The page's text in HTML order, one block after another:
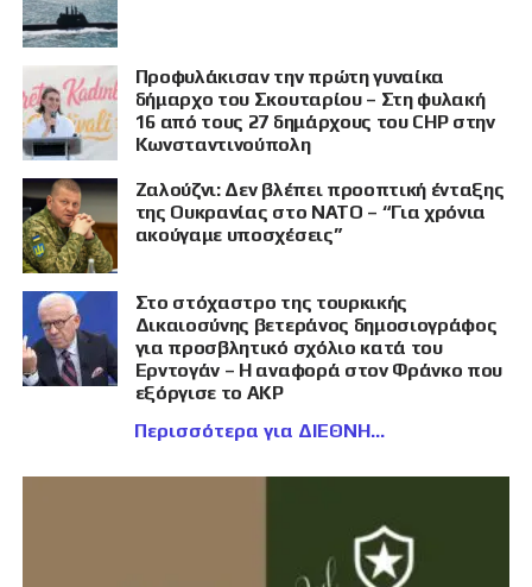
Προφυλάκισαν την πρώτη γυναίκα
δήμαρχο του Σκουταρίου – Στη φυλακή
16 από τους 27 δημάρχους του CHP στην
Κωνσταντινούπολη
Ζαλούζνι: Δεν βλέπει προοπτική ένταξης
της Ουκρανίας στο ΝΑΤΟ – “Για χρόνια
ακούγαμε υποσχέσεις”
Στο στόχαστρο της τουρκικής
Δικαιοσύνης βετεράνος δημοσιογράφος
για προσβλητικό σχόλιο κατά του
Ερντογάν – Η αναφορά στον Φράνκο που
εξόργισε το AKP
Περισσότερα για ΔΙΕΘΝΗ